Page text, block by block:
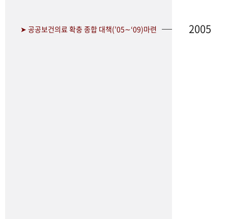
➤ 공공보건의료 확충 종합 대책(’05∼‘09)마련 2005